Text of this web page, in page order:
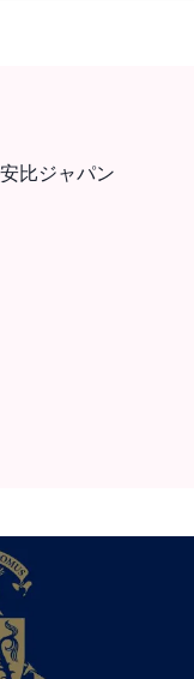
比ジャパン